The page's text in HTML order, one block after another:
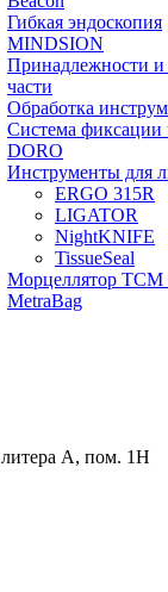
Гибкая эндоскопия
MINDSION
Принадлежности и
части
Обработка
Система фиксации
DORO
Инструменты для
ERGO 315R
LIGATOR
NightKNIFE
TissueSeal
Морцеллятор ТСМ
MetraBag
литера А, пом. 1Н